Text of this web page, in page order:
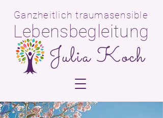
Ganzheitlich traumasensible
Lebensbegleitung
Julia Koch